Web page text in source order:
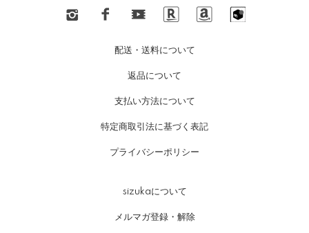
配送・送料について
返品について
支払い方法について
特定商取引法に基づく表記
プライバシーポリシー
sizukaについて
メルマガ登録・解除